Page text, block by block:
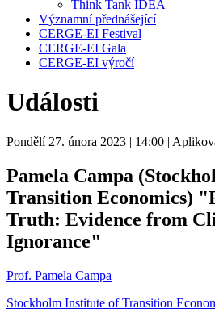
Think Tank IDEA
Významní přednášející
CERGE-EI Festival
CERGE-EI Gala
CERGE-EI výročí
Události
Pondělí 27. února 2023 | 14:00 |
Pamela Campa
Transition Economics)
Truth: Evidence from
Ignorance"
Prof. Pamela Campa
Stockholm Institute of Transition